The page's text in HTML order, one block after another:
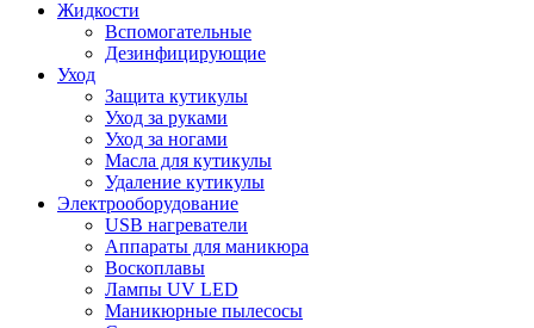
Жидкости
Вспомогательные
Дезинфицирующие
Уход
Защита кутикулы
Уход за руками
Уход за ногами
Масла для кутикулы
Удаление кутикулы
Электрооборудование
USB нагреватели
Аппараты для маникюра
Воскоплавы
Лампы UV LED
Маникюрные пылесосы